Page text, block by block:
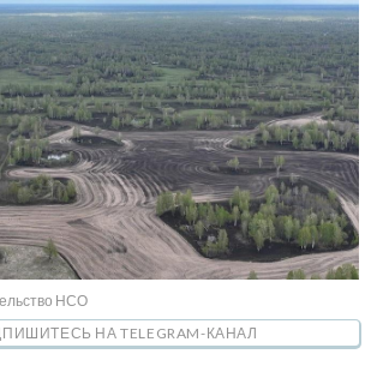
НСО
НА TELEGRAM-КАНАЛ